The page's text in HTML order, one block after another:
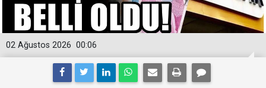
00:06
02 Ağustos 2026